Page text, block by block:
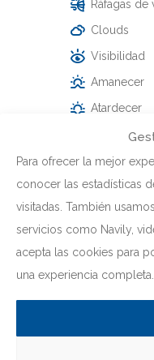
Para ofrecer la mejor
conocer las estadísticas
visitadas. También
servicios como Navily,
acepta las cookies para
una experiencia completa.
Ráfagas de
Clouds
Visibilidad
Amanecer
Atardecer